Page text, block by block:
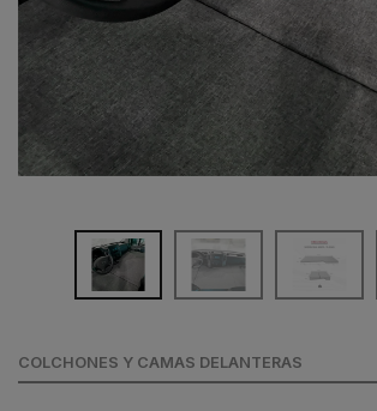
COLCHONES Y CAMAS DELANTERAS